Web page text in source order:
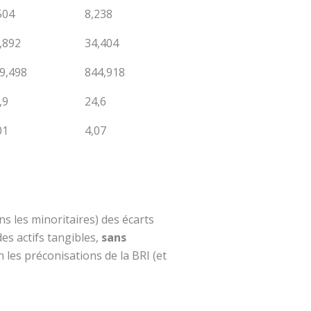
8,238
34,404
844,918
24,6
4,07
les minoritaires) des écarts
actifs tangibles, sans
préconisations de la BRI (et